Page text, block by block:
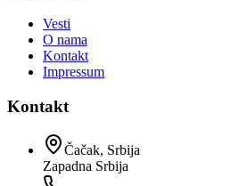
Vesti
O nama
Kontakt
Impressum
Kontakt
Čačak, Srbija
Zapadna Srbija